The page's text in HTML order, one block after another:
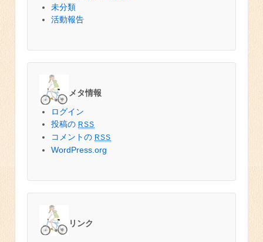
未分類
活動報告
メタ情報
ログイン
投稿の RSS
コメントの RSS
WordPress.org
リンク